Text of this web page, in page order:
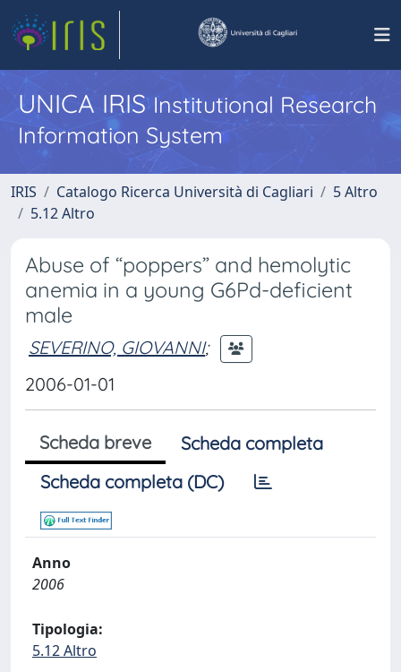
UNICA IRISInstitutional Research
Information System
IRIS Catalogo Ricerca Università di Cagliari
5 Altro
5.12 Altro
Abuse of “poppers” and hemolytic
anemia in a young G6Pd-deficient
male
SEVERINO, GIOVANNI;
2006-01-01
Scheda breve
Scheda completa
Scheda completa (DC)
Anno
2006
Tipologia:
5.12 Altro